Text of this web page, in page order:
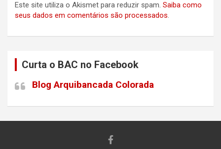
Este site utiliza o Akismet para reduzir spam. Saiba como
seus dados em comentários são processados.
Curta o BAC no Facebook
Blog Arquibancada Colorada